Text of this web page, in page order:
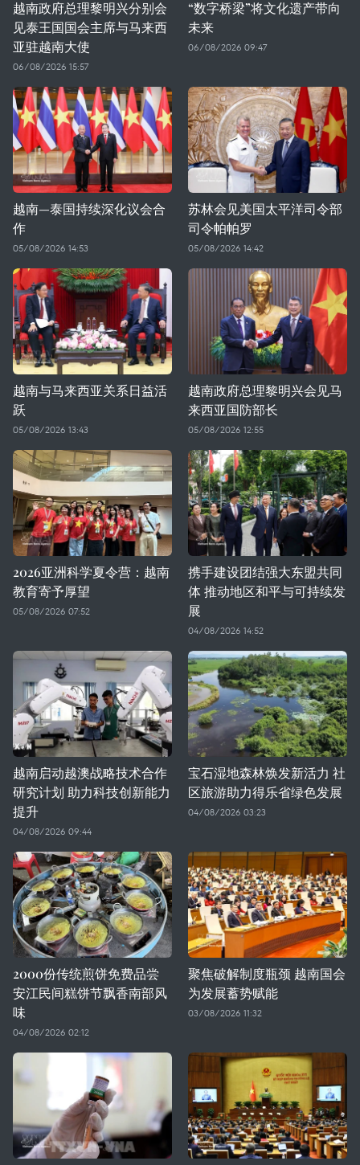
越南政府总理黎明兴分别会
见泰王国国会主席与马来西
亚驻越南大使
06/08/2026 15:57
“数字桥梁”将文化遗产带向
未来
06/08/2026 09:47
越南—泰国持续深化议会合
作
05/08/2026 14:53
苏林会见美国太平洋司令部
司令帕帕罗
05/08/2026 14:42
越南与马来西亚关系日益活
跃
05/08/2026 13:43
越南政府总理黎明兴会见马
来西亚国防部长
05/08/2026 12:55
2026亚洲科学夏令营：越南
教育寄予厚望
05/08/2026 07:52
携手建设团结强大东盟共同
体 推动地区和平与可持续发
展
04/08/2026 14:52
越南启动越澳战略技术合作
研究计划 助力科技创新能力
提升
04/08/2026 09:44
宝石湿地森林焕发新活力 社
区旅游助力得乐省绿色发展
04/08/2026 03:23
2000份传统煎饼免费品尝
安江民间糕饼节飘香南部风
味
04/08/2026 02:12
聚焦破解制度瓶颈 越南国会
为发展蓄势赋能
03/08/2026 11:32